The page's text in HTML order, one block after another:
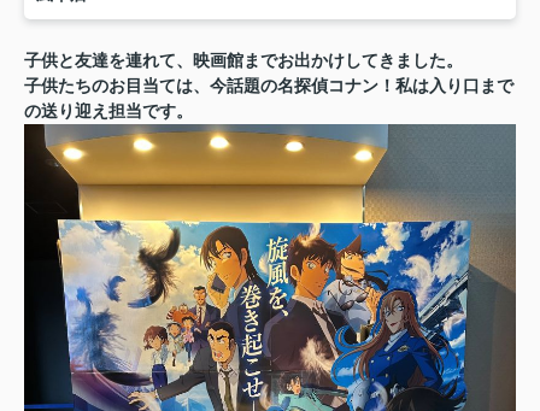
子供と友達を連れて、映画館までお出かけしてきました。
子供たちのお目当ては、今話題の名探偵コナン！私は入り口まで
の送り迎え担当です。